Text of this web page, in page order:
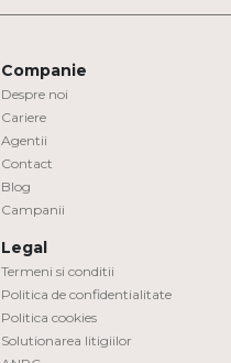
Companie
Despre noi
Cariere
Agentii
Contact
Blog
Campanii
Legal
Termeni si conditii
Politica de confidentialitate
Politica cookies
Solutionarea litigiilor